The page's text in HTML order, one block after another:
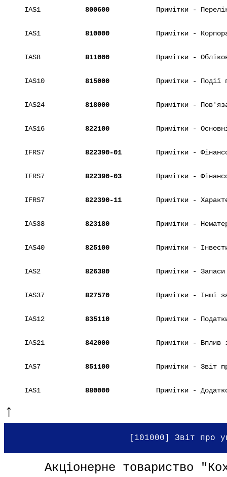
IAS1 800600 Примітки -
IAS1 810000 Примітки -
IAS8 811000 Примітки -
IAS10 815000 Примітки - Події
IAS24 818000 Примітки -
IAS16 822100 Примітки -
IFRS7 822390-01 Примітки -
IFRS7 822390-03 Примітки -
IFRS7 822390-11 Примітки -
IAS38 823180 Примітки -
IAS40 825100 Примітки -
IAS2 826380 Примітки - Запаси
IAS37 827570 Примітки - Інші
IAS12 835110 Примітки -
IAS21 842000 Примітки - Вплив
IAS7 851100 Примітки - Звіт
IAS1 880000 Примітки -
↑
[101000] Звіт про
Акціонерне товариство